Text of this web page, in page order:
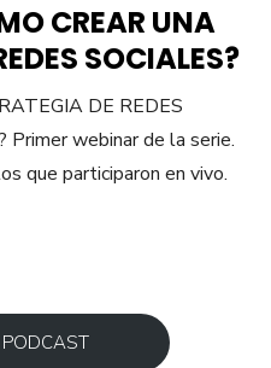
CREAR UNA
SOCIALES?
DE REDES
Primer webinar de la serie.
que participaron en vivo.